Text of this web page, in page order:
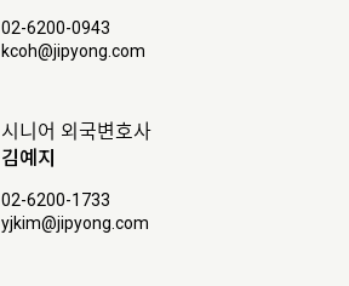
02-6200-0943
kcoh@jipyong.com
시니어 외국변호사
김예지
02-6200-1733
yjkim@jipyong.com